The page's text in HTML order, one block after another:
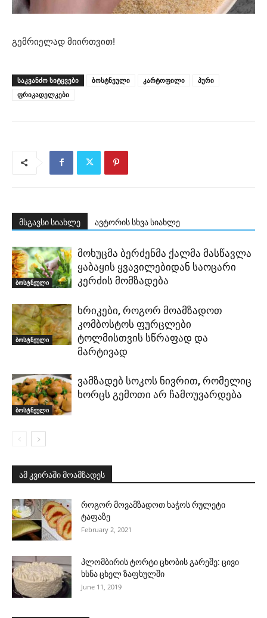
გემრიელად მიირთვით!
ᲡᲐᲙᲕᲐᲜᲫᲝ ᲡᲘᲢᲧᲕᲔᲑᲘ ბოსტნეული კარტოფილი
პური
ფრიკადელკები
მსგავსი სიახლე ავტორის სხვა სიახლე
ბოსტნეული
მოხუცმა ბერძენმა ქალმა მასწავლა
ყაბაყის ყვავილებიდან საოცარი
კერძის მომზადება
ბოსტნეული
ხრიკები, როგორ მოამზადოთ
კომბოსტოს ფურცლები
ტოლმისთვის სწრაფად და
მარტივად
ბოსტნეული
ვამზადებ სოკოს ნივრით, რომელიც
ხორცს გემოთი არ ჩამოუვარდება
ამ კვირაში მოამზადეს
როგორ მოვამზადოთ ხაჭოს რულეტი
ტაფაზე
February 2, 2021
პლომბირის ტორტი ცხობის გარეშე: ცივი
ხსნა ცხელ ზაფხულში
June 11, 2019